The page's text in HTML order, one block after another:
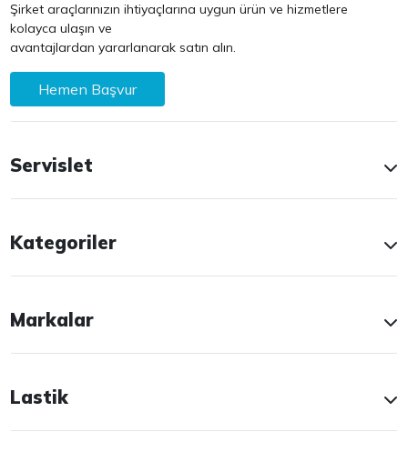
Şirket araçlarınızın ihtiyaçlarına uygun ürün ve hizmetlere
kolayca ulaşın ve
avantajlardan yararlanarak satın alın.
Hemen Başvur
Servislet
Kategoriler
Markalar
Lastik